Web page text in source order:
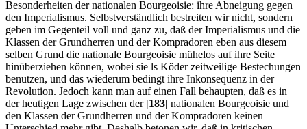
Besonderheiten der nationalen Bourgeoisie: ihre Abneigung gegen
den Imperialismus. Selbstverständlich bestreiten wir nicht, sondern
geben im Gegenteil voll und ganz zu, daß der Imperialismus und die
Klassen der Grundherren und der Kompradoren eben aus diesem
selben Grund die nationale Bourgeoisie mühelos auf ihre Seite
hinüberziehen können, wobei sie ls Köder zeitweilige Bestechungen
benutzen, und das wiederum bedingt ihre Inkonsequenz in der
Revolution. Jedoch kann man auf einen Fall behaupten, daß es in
der heutigen Lage zwischen der |183| nationalen Bourgeoisie und
den Klassen der Grundherren und der Kompradoren keinen